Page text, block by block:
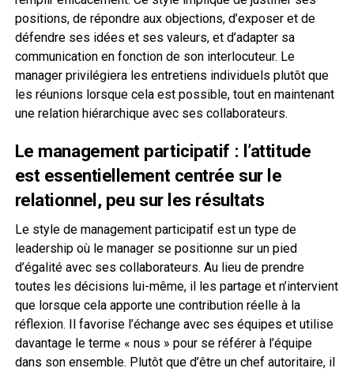
positions, de répondre aux objections, d’exposer et de
défendre ses idées et ses valeurs, et d’adapter sa
communication en fonction de son interlocuteur. Le
manager privilégiera les entretiens individuels plutôt que
les réunions lorsque cela est possible, tout en maintenant
une relation hiérarchique avec ses collaborateurs.
Le management participatif : l’attitude
est essentiellement centrée sur le
relationnel, peu sur les résultats
Le style de management participatif est un type de
leadership où le manager se positionne sur un pied
d’égalité avec ses collaborateurs. Au lieu de prendre
toutes les décisions lui-même, il les partage et n’intervient
que lorsque cela apporte une contribution réelle à la
réflexion. Il favorise l’échange avec ses équipes et utilise
davantage le terme « nous » pour se référer à l’équipe
dans son ensemble. Plutôt que d’être un chef autoritaire, il